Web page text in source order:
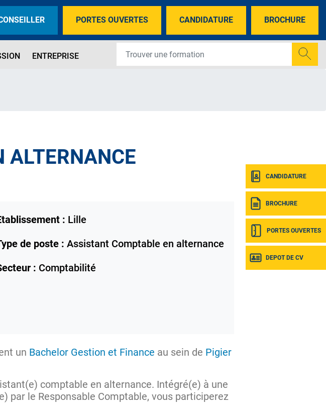
PORTES OUVERTES CANDIDATURE BROCHURE
ENTREPRISE
CANDIDATURE
BROCHURE
PORTES OUVERTES
DEPOT DE CV
ALTERNANCE
: Lille
de poste : Assistant Comptable en alternance
: Comptabilité
un Bachelor Gestion et Finance au sein de Pigier
comptable en alternance. Intégré(e) à une
par le Responsable Comptable, vous participerez